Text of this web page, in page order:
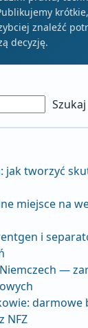
znaleźć
decyzję.
Szukaj
jak tworzyć
miejsce na
i
—
darmowe
NFZ